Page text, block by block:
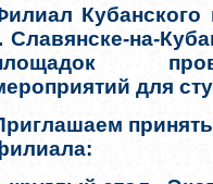
Кубанского
Славянске-на-
для